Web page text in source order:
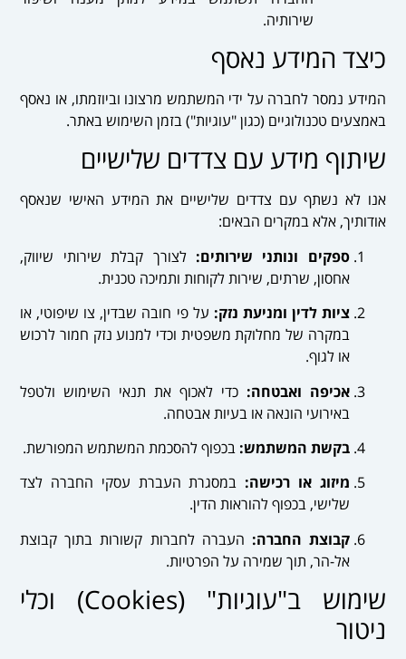
שירותיה.
כיצד המידע נאסף
המידע נמסר לחברה על ידי המשתמש מרצונו וביוזמתו, או נאסף
באמצעים טכנולוגיים (כגון "עוגיות") בזמן השימוש באתר.
שיתוף מידע עם צדדים שלישיים
אנו לא נשתף עם צדדים שלישיים את המידע האישי שנאסף
אודותיך, אלא במקרים הבאים:
ספקים ונותני שירותים: לצורך קבלת שירותי שיווק,
אחסון, שרתים, שירות לקוחות ותמיכה טכנית.
ציות לדין ומניעת נזק: על פי חובה שבדין, צו שיפוטי, או
במקרה של מחלוקת משפטית וכדי למנוע נזק חמור לרכוש
או לגוף.
אכיפה ואבטחה: כדי לאכוף את תנאי השימוש ולטפל
באירועי הונאה או בעיות אבטחה.
בקשת המשתמש: בכפוף להסכמת המשתמש המפורשת.
מיזוג או רכישה: במסגרת העברת עסקי החברה לצד
שלישי, בכפוף להוראות הדין.
קבוצת החברה: העברה לחברות קשורות בתוך קבוצת
אל-הר, תוך שמירה על הפרטיות.
שימוש ב"עוגיות" (Cookies) וכלי
ניטור